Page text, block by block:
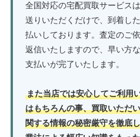
全国対応の宅配買取サービス
送りいただくだけで、到着し
払いしております。査定のご
返信いたしますので、早い方
支払いが完了いたします。
また当店では安心してご利用
はもちろんの事、買取いただ
関する情報の秘密厳守を徹底